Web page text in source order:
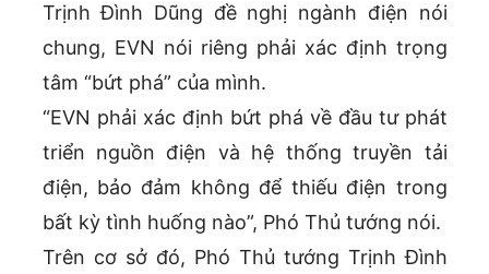
Trịnh Đình Dũng đề nghị ngành điện nói
chung, EVN nói riêng phải xác định trọng
tâm “bứt phá” của mình.
“EVN phải xác định bứt phá về đầu tư phát
triển nguồn điện và hệ thống truyền tải
điện, bảo đảm không để thiếu điện trong
bất kỳ tình huống nào”, Phó Thủ tướng nói.
Trên cơ sở đó, Phó Thủ tướng Trịnh Đình